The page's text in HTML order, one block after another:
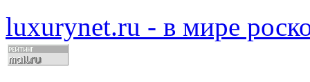
luxurynet.ru - в мире